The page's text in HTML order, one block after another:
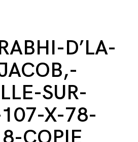
D’LA-
SUR-
107-X-78-